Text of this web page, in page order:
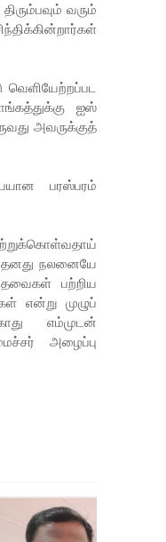
வரும்
ஐஸ்
அவருக்குத்
பரஸ்பரம்
தனது நலனையே
பற்றிய
என்று முழுப்
எம்முடன்
அழைப்பு